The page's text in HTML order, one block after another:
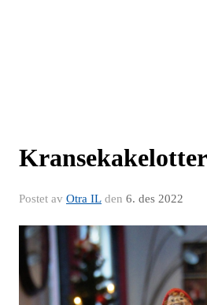
Postet av Otra IL den 6. des 2022